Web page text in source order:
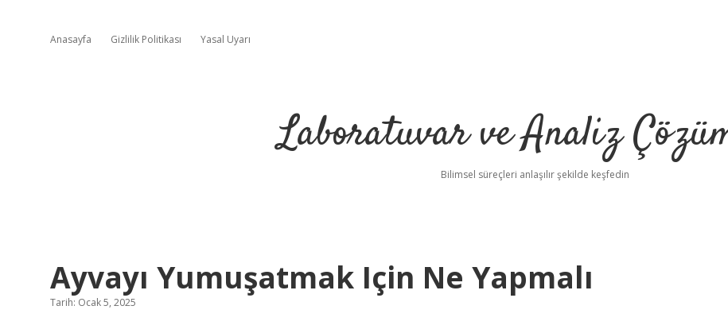
Anasayfa Gizlilik Politikası Yasal Uyarı
Laboratuvar ve Analiz
Bilimsel süreçleri anlaşılır şekilde keşfedin
Ayvayı Yumuşatmak Için Ne Yapmalı
Tarih: Ocak 5, 2025